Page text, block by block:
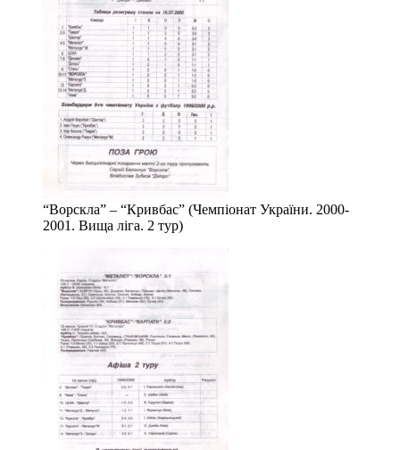
“Ворскла” – “Кривбас” (Чемпіонат України. 2000-
2001. Вища ліга. 2 тур)